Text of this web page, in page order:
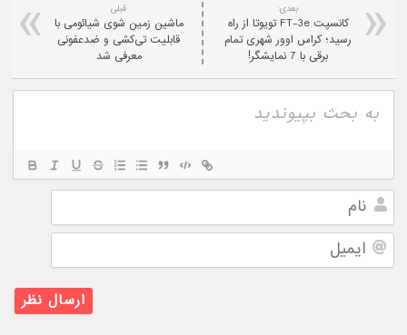
قبلی
ماشین زمین شوی شیائومی با
قابلیت تی‌کشی و ضدعفونی
معرفی شد
بعدی:
کانسپت FT-3e تویوتا از راه
رسید؛ کراس اوور شهری تمام
برقی با 7 نمایشگر!
نام
ایمیل